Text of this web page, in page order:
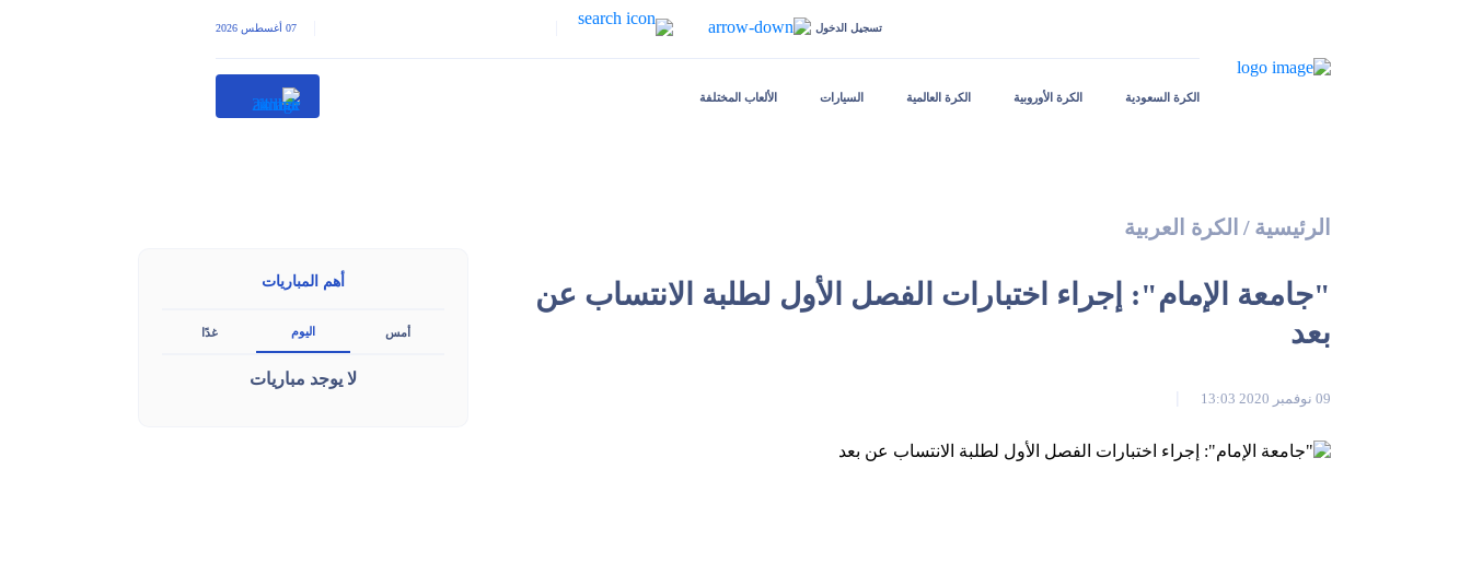
تسجيل الدخول 07 أغسطس 2026
الكرة السعودية الكرة الأوروبية الكرة العالمية السيارات الألعاب المختلفة
الرئيسية / الكرة العربية
‏"جامعة الإمام": إجراء اختبارات الفصل الأول لطلبة ‏الانتساب عن
بعد
09 نوفمبر 2020 13:03
أهم المباريات
أمس اليوم غدًا
لا يوجد مباريات